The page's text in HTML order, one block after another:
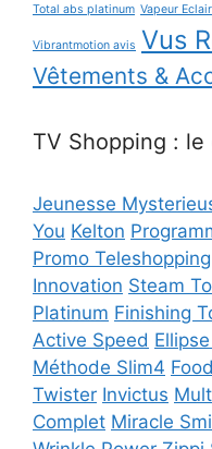
Total abs platinum Vapeur Eclair
Vibrantmotion avis Vus
Vêtements &
TV Shopping : le
Jeunesse
You Kelton
Promo Teleshopping
Innovation Steam
Platinum Finishing
Active Speed
Méthode Slim4
Twister Invictus
Complet Miracle